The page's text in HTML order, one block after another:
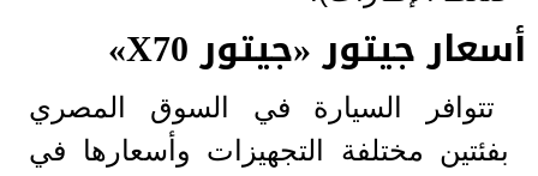
أسعار جيتور «جيتور X70»
تتوافر السيارة في السوق المصري
بفئتين مختلفة التجهيزات وأسعارها في